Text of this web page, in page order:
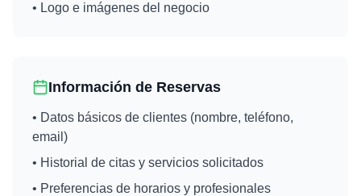
• Logo e imágenes del negocio
Información de Reservas
• Datos básicos de clientes (nombre, teléfono,
email)
• Historial de citas y servicios solicitados
• Preferencias de horarios y profesionales